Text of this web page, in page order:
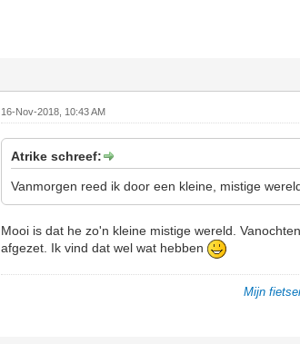
16-Nov-2018, 10:43 AM
Atrike schreef:
Vanmorgen reed ik door een kleine, mistige
Mooi is dat he zo'n kleine mistige wereld.
afgezet. Ik vind dat wel wat hebben
Mijn